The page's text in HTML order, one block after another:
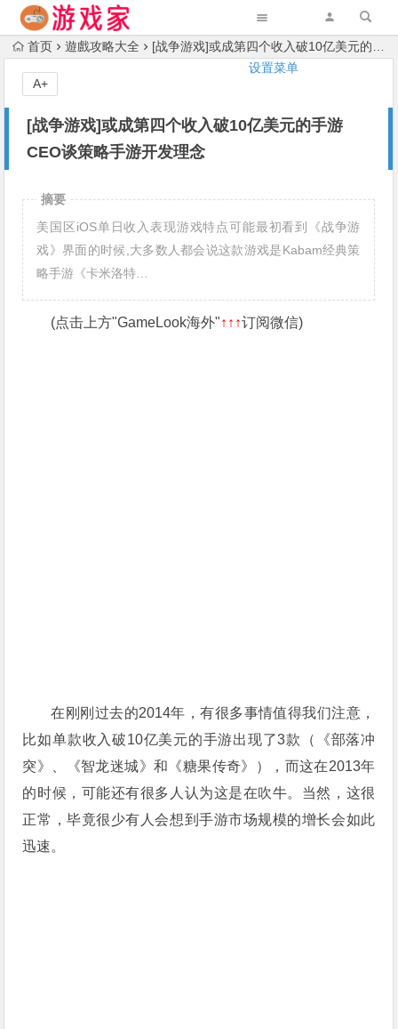
设置菜单
首页 遊戲攻略大全 [战争游戏]或成第四个收入破10亿美元的手游 CEO谈策略手游开发理念
[战争游戏]或成第四个收入破10亿美元的手游
CEO谈策略手游开发理念
A+
摘要
美国区iOS单日收入表现游戏特点可能最初看到《战争游
戏》界面的时候,大多数人都会说这款游戏是Kabam经典策
略手游《卡米洛特…
(点击上方"GameLook海外"↑↑↑订阅微信)
在刚刚过去的2014年，有很多事情值得我们注意，
比如单款收入破10亿美元的手游出现了3款（《部落冲
突》、《智龙迷城》和《糖果传奇》），而这在2013年
的时候，可能还有很多人认为这是在吹牛。当然，这很
正常，毕竟很少有人会想到手游市场规模的增长会如此
迅速。